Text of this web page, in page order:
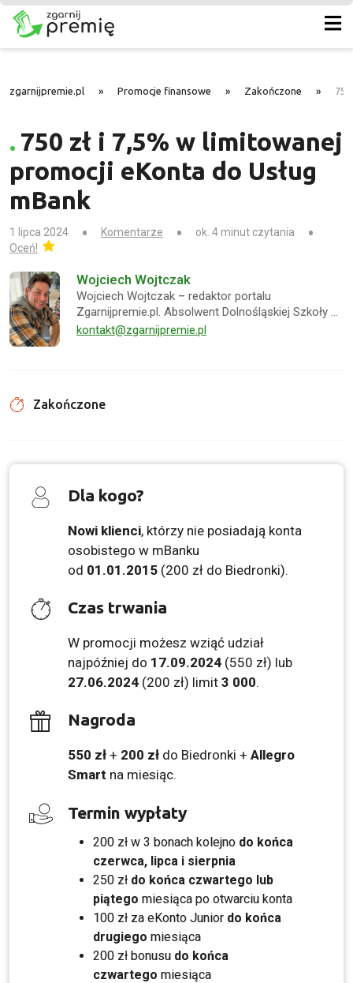
zgarnijpremie.pl » Promocje finansowe » Zakończone »
750 zł i 7,5% w limitowanej
promocji eKonta do Usług
mBank
1 lipca 2024 Komentarze
ok. 4 minut czytania
Oceń!
Wojciech Wojtczak
Wojciech Wojtczak – redaktor portalu
Zgarnijpremie.pl. Absolwent Dolnośląskiej Szkoły …
kontakt@zgarnijpremie.pl
Zakończone
Dla kogo?
Nowi klienci, którzy nie posiadają konta
osobistego w mBanku
od 01.01.2015 (200 zł do Biedronki).
Czas trwania
W promocji możesz wziąć udział
najpóźniej do 17.09.2024 (550 zł) lub
27.06.2024 (200 zł) limit 3 000.
Nagroda
550 zł + 200 zł do Biedronki + Allegro
Smart na miesiąc.
Termin wypłaty
200 zł w 3 bonach kolejno do końca
czerwca, lipca i sierpnia
250 zł do końca czwartego lub
piątego miesiąca po otwarciu konta
100 zł za eKonto Junior do końca
drugiego miesiąca
200 zł bonusu do końca
czwartego miesiąca